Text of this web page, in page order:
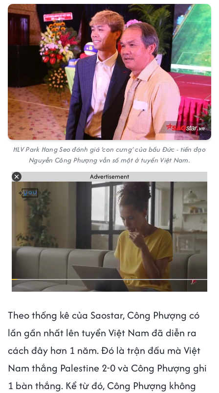
HLV Park Hang Seo đánh giá ‘con cưng’ của bầu Đức - tiền đạo
Nguyễn Công Phượng vẫn số một ở tuyển Việt Nam.
Advertisement
Theo thống kê của Saostar, Công Phượng có
lần gần nhất lên tuyển Việt Nam đã diễn ra
cách đây hơn 1 năm. Đó là trận đấu mà Việt
Nam thắng Palestine 2-0 và Công Phượng ghi
1 bàn thắng. Kể từ đó, Công Phượng không